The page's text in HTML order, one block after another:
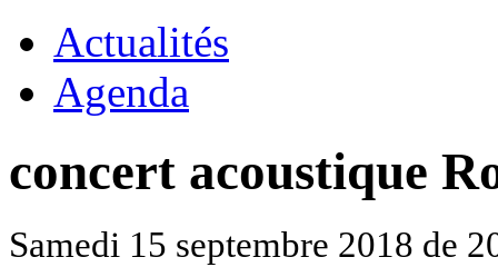
Actualités
Agenda
concert acoustique
Samedi 15 septembre 2018 de